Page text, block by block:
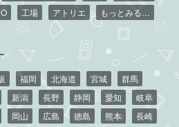
工場 アトリエ もっとみる…
福岡 北海道 宮城
群馬
新潟 長野 静岡 愛知
岐阜
岡山 広島 徳島 熊本
長崎